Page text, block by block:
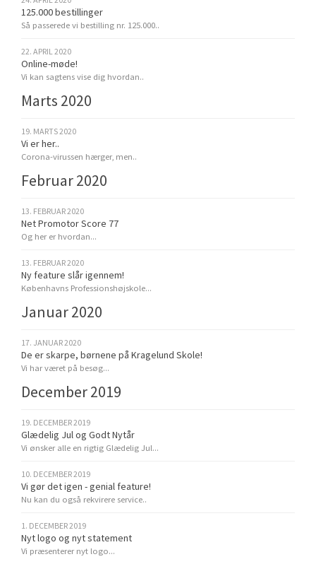
125.000 bestillinger
Så passerede vi bestilling nr. 125.000..
22. APRIL 2020
Online-møde!
Vi kan sagtens vise dig hvordan..
Marts 2020
19. MARTS 2020
Vi er her..
Corona-virussen hærger, men..
Februar 2020
13. FEBRUAR 2020
Net Promotor Score 77
Og her er hvordan...
13. FEBRUAR 2020
Ny feature slår igennem!
Københavns Professionshøjskole...
Januar 2020
17. JANUAR 2020
De er skarpe, børnene på Kragelund Skole!
Vi har været på besøg...
December 2019
19. DECEMBER 2019
Glædelig Jul og Godt Nytår
Vi ønsker alle en rigtig Glædelig Jul...
10. DECEMBER 2019
Vi gør det igen - genial feature!
Nu kan du også rekvirere service..
1. DECEMBER 2019
Nyt logo og nyt statement
Vi præsenterer nyt logo...